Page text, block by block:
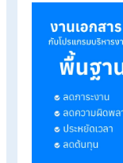
สามารถช่วยกา
ลดโอกาสในกา
3. ประหยัดเวลา
การจัดการเอก
หรือการลงเวล
ทำงานมากแล้ว